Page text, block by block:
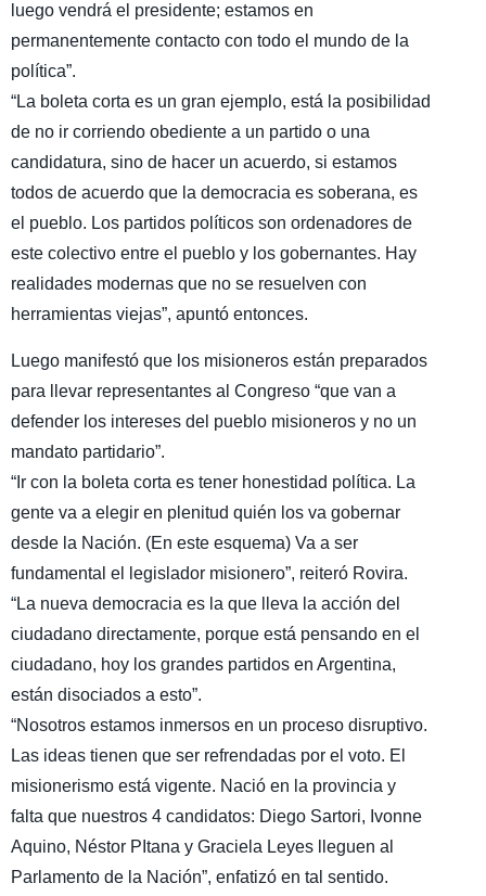
luego vendrá el presidente; estamos en
permanentemente contacto con todo el mundo de la
política”.
“La boleta corta es un gran ejemplo, está la posibilidad
de no ir corriendo obediente a un partido o una
candidatura, sino de hacer un acuerdo, si estamos
todos de acuerdo que la democracia es soberana, es
el pueblo. Los partidos políticos son ordenadores de
este colectivo entre el pueblo y los gobernantes. Hay
realidades modernas que no se resuelven con
herramientas viejas”, apuntó entonces.
Luego manifestó que los misioneros están preparados
para llevar representantes al Congreso “que van a
defender los intereses del pueblo misioneros y no un
mandato partidario”.
“Ir con la boleta corta es tener honestidad política. La
gente va a elegir en plenitud quién los va gobernar
desde la Nación. (En este esquema) Va a ser
fundamental el legislador misionero”, reiteró Rovira.
“La nueva democracia es la que lleva la acción del
ciudadano directamente, porque está pensando en el
ciudadano, hoy los grandes partidos en Argentina,
están disociados a esto”.
“Nosotros estamos inmersos en un proceso disruptivo.
Las ideas tienen que ser refrendadas por el voto. El
misionerismo está vigente. Nació en la provincia y
falta que nuestros 4 candidatos: Diego Sartori, Ivonne
Aquino, Néstor PItana y Graciela Leyes lleguen al
Parlamento de la Nación”, enfatizó en tal sentido.